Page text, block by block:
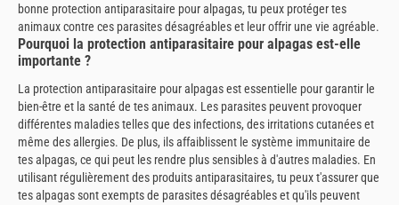
bonne protection antiparasitaire pour alpagas, tu peux protéger tes
animaux contre ces parasites désagréables et leur offrir une vie agréable.
Pourquoi la protection antiparasitaire pour alpagas est-elle
importante ?
La protection antiparasitaire pour alpagas est essentielle pour garantir le
bien-être et la santé de tes animaux. Les parasites peuvent provoquer
différentes maladies telles que des infections, des irritations cutanées et
même des allergies. De plus, ils affaiblissent le système immunitaire de
tes alpagas, ce qui peut les rendre plus sensibles à d'autres maladies. En
utilisant régulièrement des produits antiparasitaires, tu peux t'assurer que
tes alpagas sont exempts de parasites désagréables et qu'ils peuvent